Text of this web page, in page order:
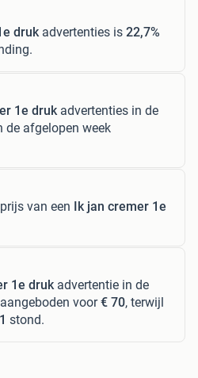
drukadvertenties is 22,7%
1e drukadvertenties in de
de afgelopen week
van een
Ik jan cremer 1e
1e drukadvertentie in de
voor€ 70, terwijl
stond.